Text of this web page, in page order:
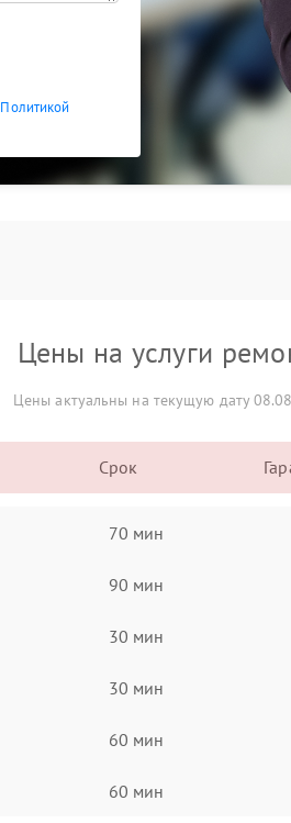
Политикой
Цены на услуги
Цены актуальны на текущую дату
Срок
70 мин
90 мин
30 мин
30 мин
60 мин
60 мин